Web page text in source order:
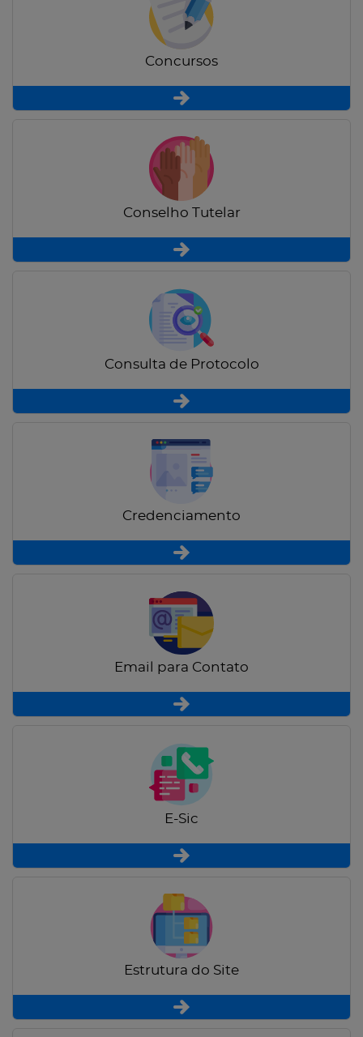
Concursos
Conselho Tutelar
Consulta de Protocolo
Credenciamento
Email para Contato
E-Sic
Estrutura do Site